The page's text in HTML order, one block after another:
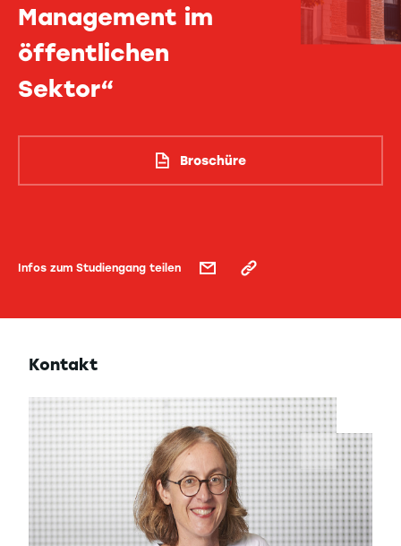
Management im
öffentlichen
Sektor“
Broschüre
Infos zum Studiengang teilen
Kontakt